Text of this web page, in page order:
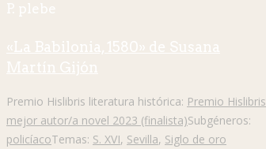
P. plebe
«La Babilonia, 1580» de Susana
Martín Gijón
Premio Hislibris literatura histórica: Premio Hislibris
mejor autor/a novel 2023 (finalista)Subgéneros:
policíacoTemas: S. XVI, Sevilla, Siglo de oro